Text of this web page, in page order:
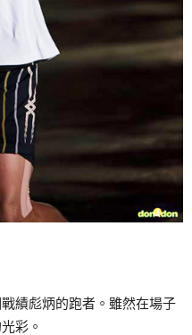
績彪炳的跑者。雖然在場子
彩。